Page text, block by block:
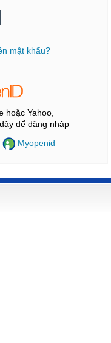
mật khẩu?
hoặc Yahoo,
để đăng nhập
Myopenid